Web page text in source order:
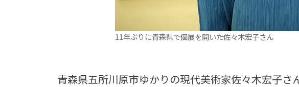
11年ぶりに青森県で個展を開いた佐々木宏子さん
青森県五所川原市ゆかりの現代美術家佐々木宏子さ